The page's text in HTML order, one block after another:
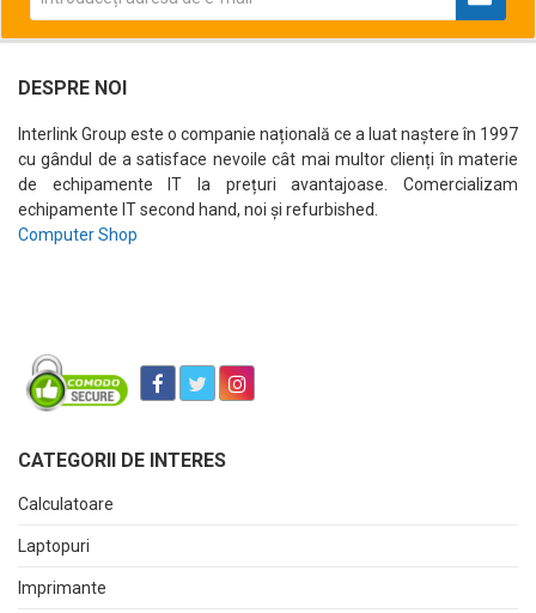
DESPRE NOI
Interlink Group este o companie națională ce a luat naștere în 1997
cu gândul de a satisface nevoile cât mai multor clienți în materie
de echipamente IT la prețuri avantajoase. Comercializam
echipamente IT second hand, noi și refurbished.
Computer Shop
CATEGORII DE INTERES
Calculatoare
Laptopuri
Imprimante